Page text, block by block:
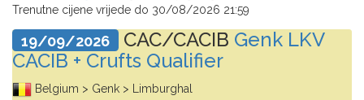
Trenutne cijene vrijede do 30/08/2026 21:59
19/09/2026 CAC/CACIB Genk LKV
CACIB + Crufts Qualifier
Belgium > Genk > Limburghal